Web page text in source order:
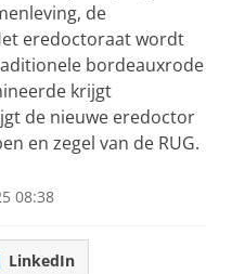
de
eredoctoraat wordt
bordeauxrode
krijgt
de nieuwe eredoctor
en zegel van de RUG.
08:38
LinkedIn